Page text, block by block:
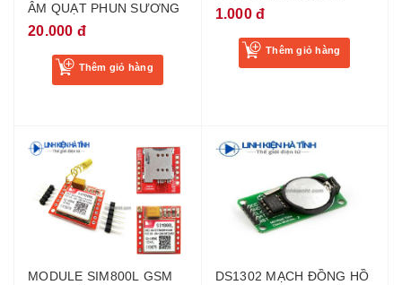
ÂM QUẠT PHUN SƯƠNG
20.000 đ
Thêm giỏ hàng
1.000 đ
Thêm giỏ hàng
MODULE SIM800L GSM
DS1302 MẠCH ĐỒNG HỒ